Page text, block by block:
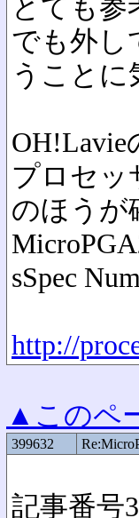
とても参
でも外し
うことに
プロセッ
のほうが
sSpec
http://
▲このペ
399632
記事番号